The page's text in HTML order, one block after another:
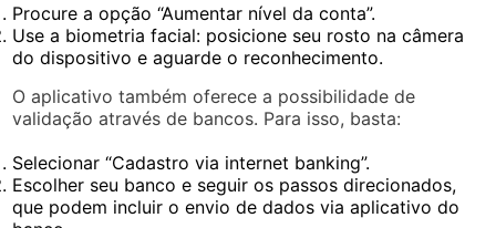
Procure a opção “Aumentar nível da conta”.
Use a biometria facial: posicione seu rosto na câmera
do dispositivo e aguarde o reconhecimento.
O aplicativo também oferece a possibilidade de
validação através de bancos. Para isso, basta:
Selecionar “Cadastro via internet banking”.
Escolher seu banco e seguir os passos direcionados,
que podem incluir o envio de dados via aplicativo do